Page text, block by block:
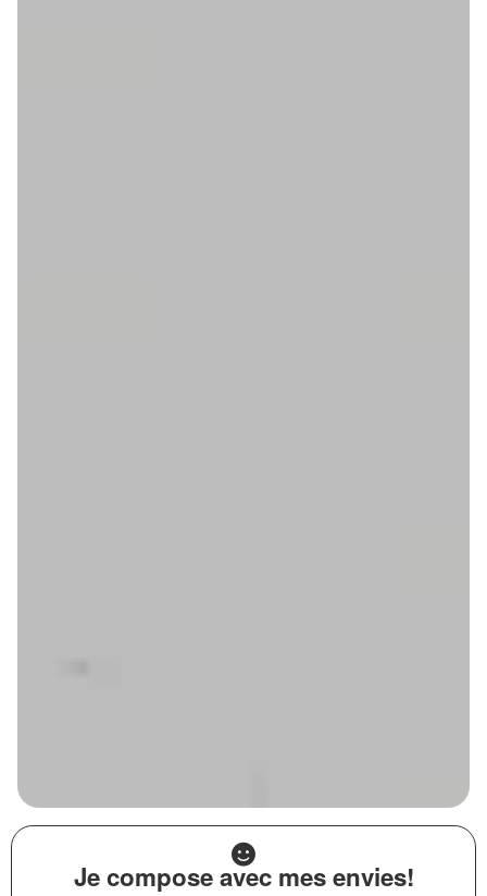
Je compose avec mes envies!